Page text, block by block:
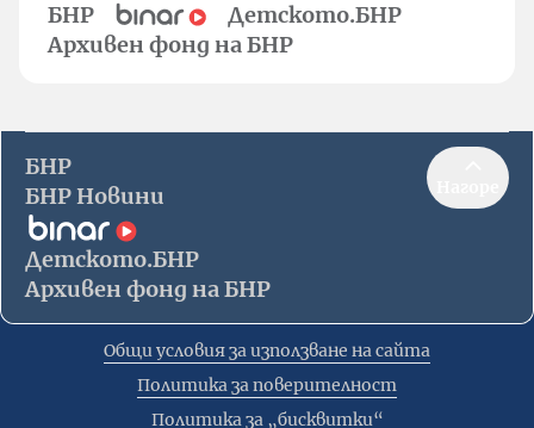
БНР
Детското.БНР
Архивен фонд на БНР
БНР
БНР Новини
Детското.БНР
Архивен фонд на БНР
Общи условия за използване на сайта
Политика за поверителност
Политика за „бисквитки“